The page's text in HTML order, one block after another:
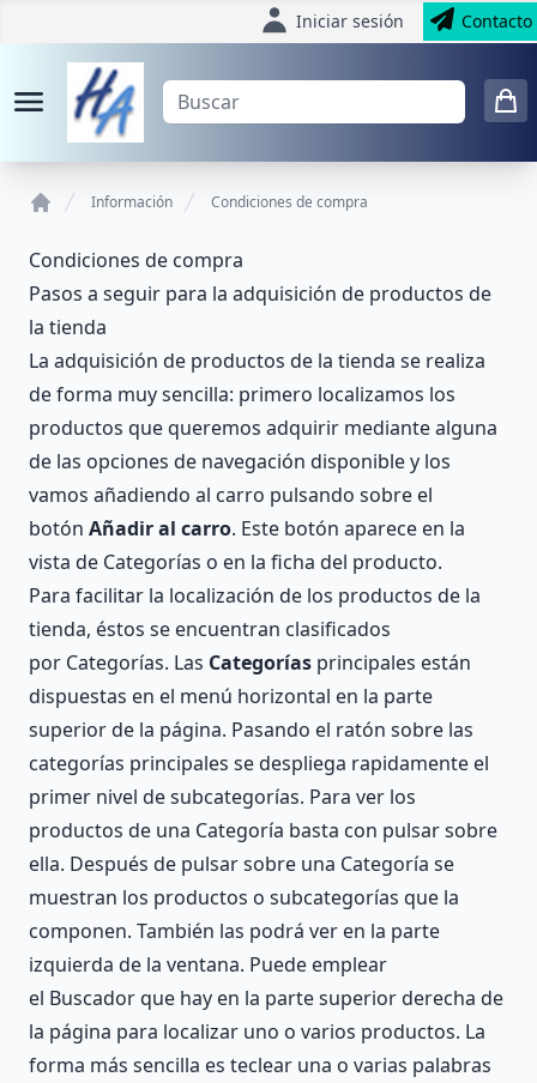
Iniciar sesión Contacto
Información Condiciones de compra
Condiciones de compra
Pasos a seguir para la adquisición de productos de
la tienda
La adquisición de productos de la tienda se realiza
de forma muy sencilla: primero localizamos los
productos que queremos adquirir mediante alguna
de las opciones de navegación disponible y los
vamos añadiendo al carro pulsando sobre el
botón Añadir al carro. Este botón aparece en la
vista de Categorías o en la ficha del producto.
Para facilitar la localización de los productos de la
tienda, éstos se encuentran clasificados
por Categorías. Las Categorías principales están
dispuestas en el menú horizontal en la parte
superior de la página. Pasando el ratón sobre las
categorías principales se despliega rapidamente el
primer nivel de subcategorías. Para ver los
productos de una Categoría basta con pulsar sobre
ella. Después de pulsar sobre una Categoría se
muestran los productos o subcategorías que la
componen. También las podrá ver en la parte
izquierda de la ventana. Puede emplear
el Buscador que hay en la parte superior derecha de
la página para localizar uno o varios productos. La
forma más sencilla es teclear una o varias palabras